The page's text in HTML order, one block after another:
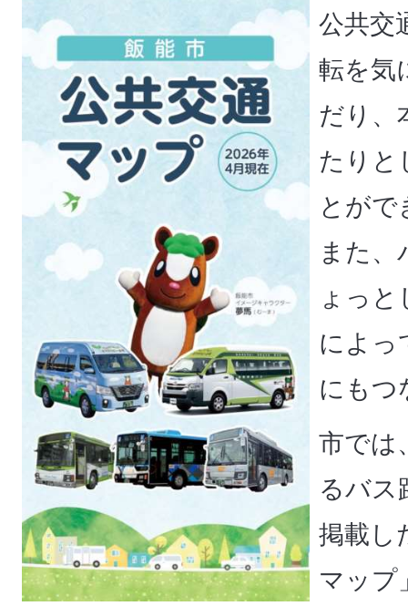
公共交
転を気
だり、
たりと
とがで
また、
ょっ
によっ
にもつ
市では
るバス
掲載し
マップ